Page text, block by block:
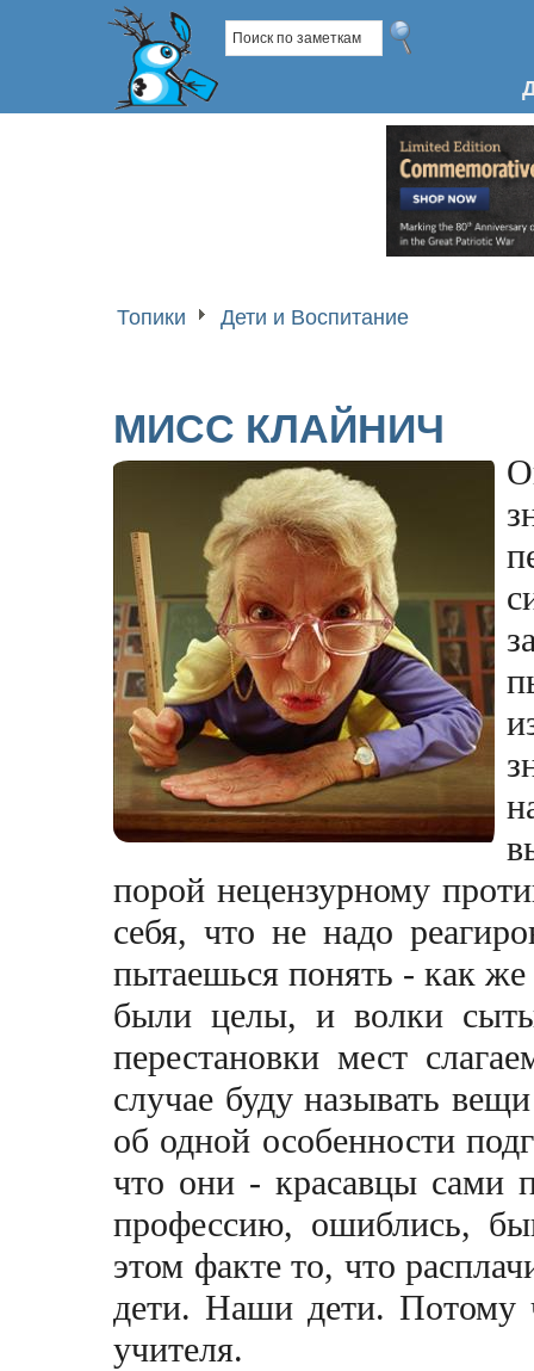
Топики Дети и Воспитание
МИСС КЛАЙНИЧ
порой нецензурному
себя, что не надо
пытаешься понять - как
были целы, и волки
перестановки мест
случае буду называть
об одной особенности
что они - красавцы сами
профессию, ошиблись,
этом факте то, что
дети. Hаши дети. Потому
учителя.